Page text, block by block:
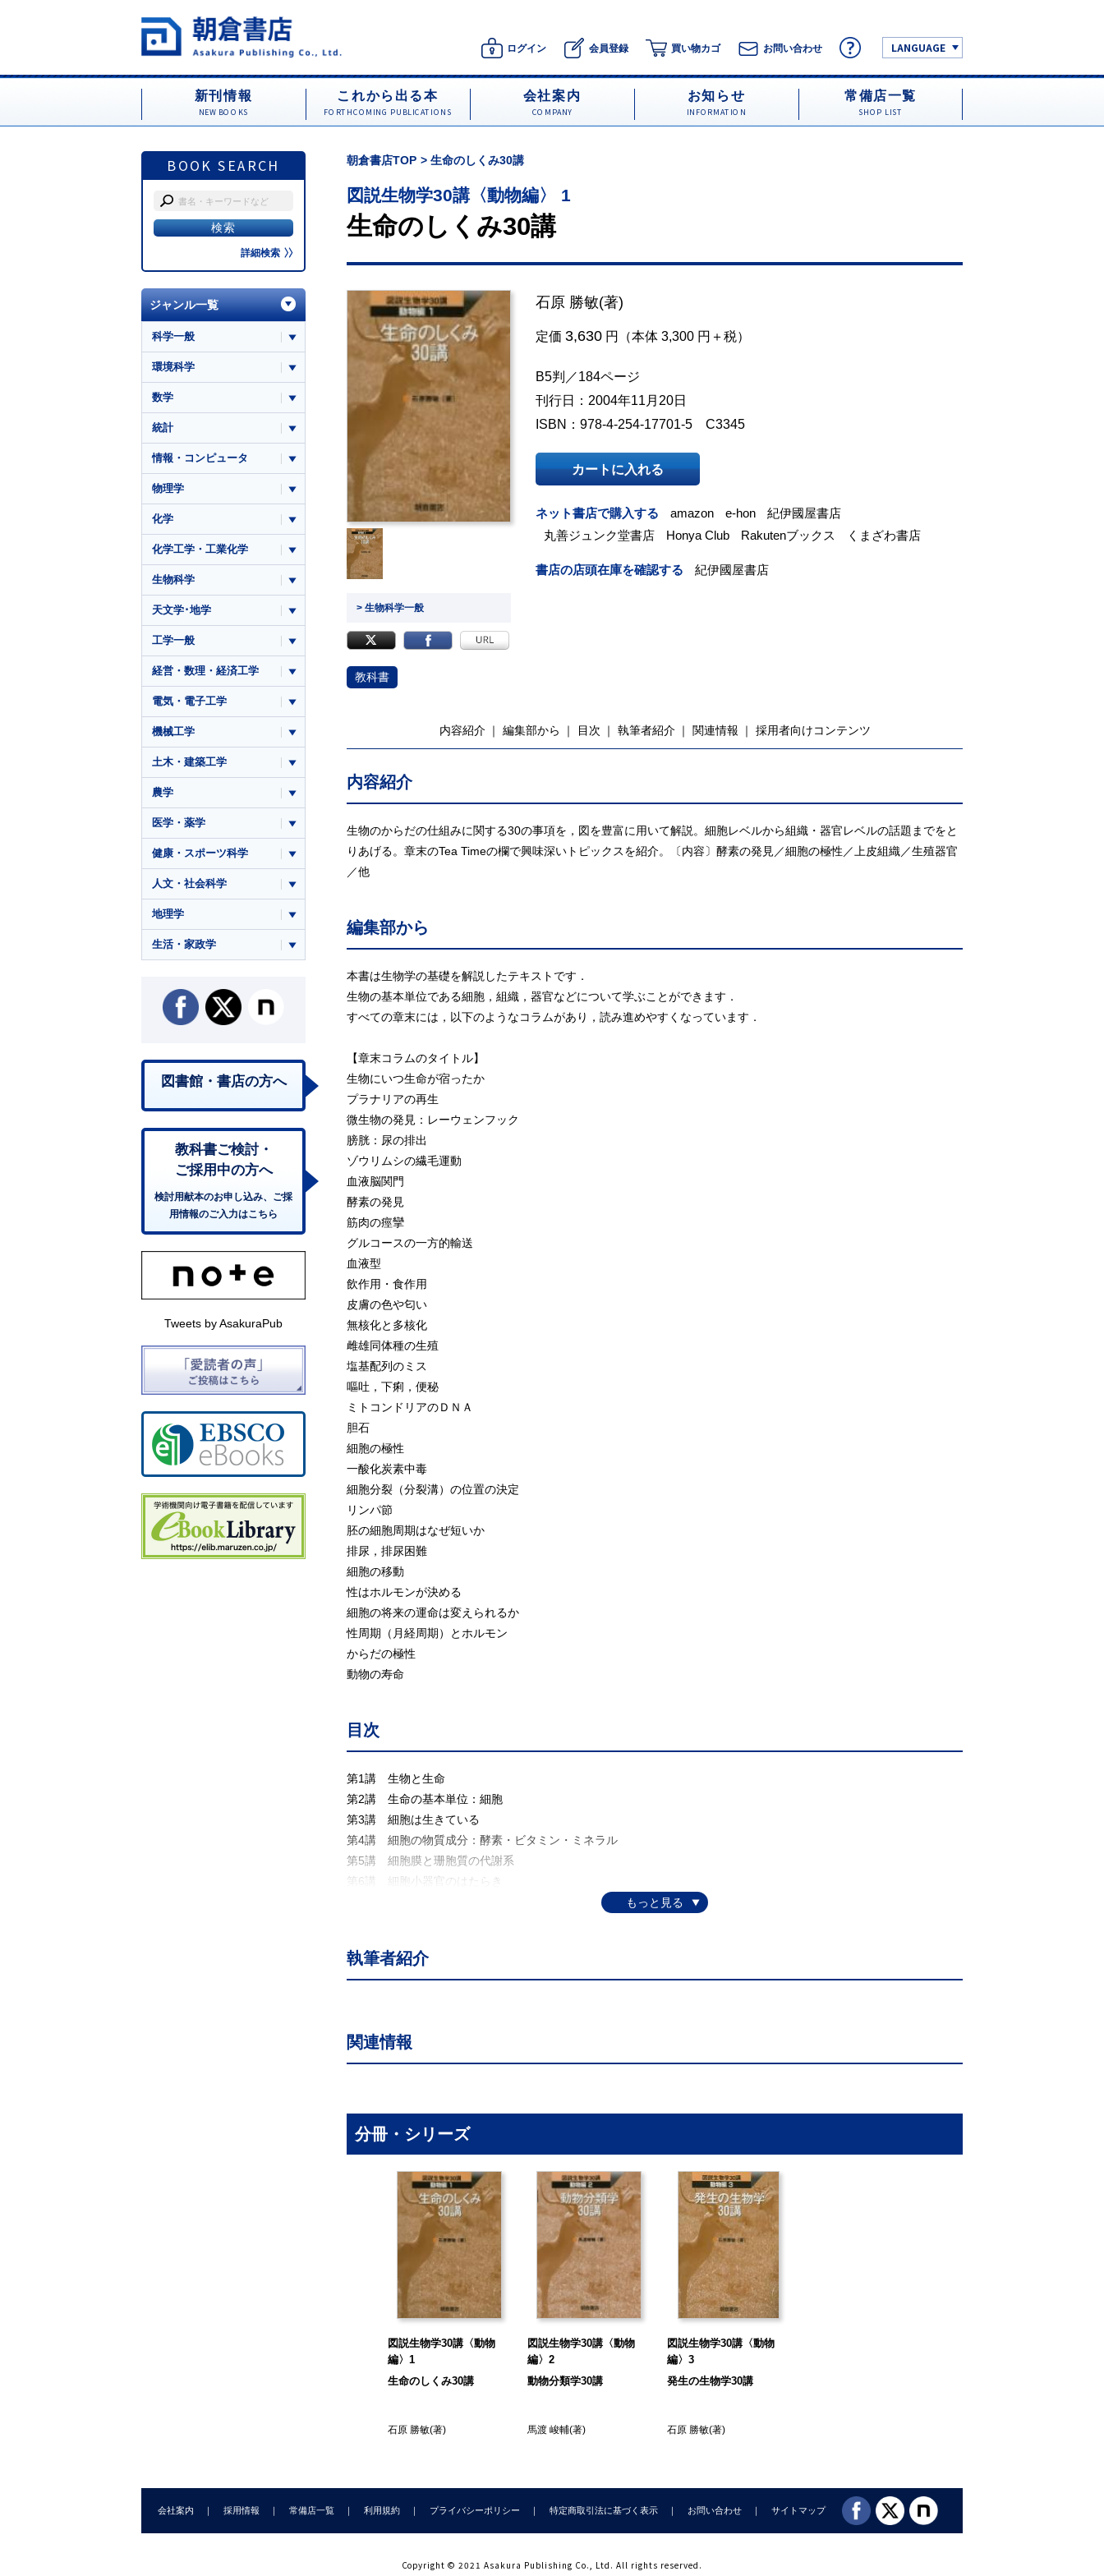
ログイン 会員登録 買い物カゴ お問い合わせ LANGUAGE
新刊情報
NEW BOOKS
これから出る本
FORTHCOMING PUBLICATIONS
会社案内
COMPANY
お知らせ
INFORMATION
常備店一覧
SHOP LIST
BOOK SEARCH
詳細検索
朝倉書店TOP 生命のしくみ30講
図説生物学30講〈動物編〉 1
生命のしくみ30講
> 生物科学一般
教科書
石原 勝敏(著)
定価 3,630 円（本体 3,300 円＋税）
B5判／184ページ
刊行日：2004年11月20日
ISBN：978-4-254-17701-5 C3345
カートに入れる
ネット書店で購入する amazon e-hon
紀伊國屋書店
丸善ジュンク堂書店
Honya Club Rakutenブックス くまざわ書店
書店の店頭在庫を確認する 紀伊國屋書店
内容紹介 編集部から 目次 執筆者紹介 関連情報 採用者向けコンテンツ
内容紹介
生物のからだの仕組みに関する30の事項を，図を豊富に用いて解説。細胞レベルから組織・器官レベルの話題までをと
りあげる。章末のTea Timeの欄で興味深いトピックスを紹介。〔内容〕酵素の発見／細胞の極性／上皮組織／生殖器官
／他
編集部から
本書は生物学の基礎を解説したテキストです．
生物の基本単位である細胞，組織，器官などについて学ぶことができます．
すべての章末には，以下のようなコラムがあり，読み進めやすくなっています．
【章末コラムのタイトル】
生物にいつ生命が宿ったか
プラナリアの再生
微生物の発見：レーウェンフック
膀胱：尿の排出
ゾウリムシの繊毛運動
血液脳関門
酵素の発見
筋肉の痙攣
グルコースの一方的輸送
血液型
飲作用・食作用
皮膚の色や匂い
無核化と多核化
雌雄同体種の生殖
塩基配列のミス
嘔吐，下痢，便秘
ミトコンドリアのＤＮＡ
胆石
細胞の極性
一酸化炭素中毒
細胞分裂（分裂溝）の位置の決定
リンパ節
胚の細胞周期はなぜ短いか
排尿，排尿困難
細胞の移動
性はホルモンが決める
細胞の将来の運命は変えられるか
性周期（月経周期）とホルモン
からだの極性
動物の寿命
目次
第1講 生物と生命
第2講 生命の基本単位：細胞
第3講 細胞は生きている
第4講 細胞の物質成分：酵素・ビタミン・ミネラル
第5講 細胞膜と珊胞質の代謝系
第6講 細胞小器官のはたらき
第10講 細胞を支え動かす細胞骨格
第11講 からだをつくり子孫を残す2つの細胞分裂
第14講 細胞分化の方向
第15講 細胞の集団：組織
第18講 神経組織：体内情報伝達
第20講 結合組織：形や機能を支える
第21講 組織は集まって器官をつくる
第22講 動物の種類と器官の相違
第23講 消化器官食物の分解と吸収
第24講 肝臓：同化と解毒
第25講 呼吸器官外呼吸・内呼吸・細胞呼吸
第26講 循環器官心臓血管系とリンパ系
第27講 排出器官：腎臓と膀胱
第29講 生殖器官：卵巣と精巣
第30講 からだを守る生命を維持する
執筆者紹介
関連情報
分冊・シリーズ
図説生物学30講〈動物
編〉1
生命のしくみ30講
石原 勝敏(著)
図説生物学30講〈動物
編〉2
動物分類学30講
馬渡 峻輔(著)
図説生物学30講〈動物
編〉3
発生の生物学30講
石原 勝敏(著)
ジャンル一覧
科学一般
環境科学
数学
統計
情報・コンピュータ
物理学
化学
化学工学・工業化学
生物科学
天文学･地学
工学一般
経営・数理・経済工学
電気・電子工学
機械工学
土木・建築工学
農学
医学・薬学
健康・スポーツ科学
人文・社会科学
地理学
生活・家政学
図書館・書店の方へ
教科書ご検討・
ご採用中の方へ
検討用献本のお申し込み、ご採
用情報のご入力はこちら
Tweets by AsakuraPub
会社案内 採用情報 常備店一覧 利用規約 プライバシーポリシー 特定商取引法に基づく表示 お問い合わせ サイトマップ
Copyright © 2021 Asakura Publishing Co., Ltd. All rights reserved.